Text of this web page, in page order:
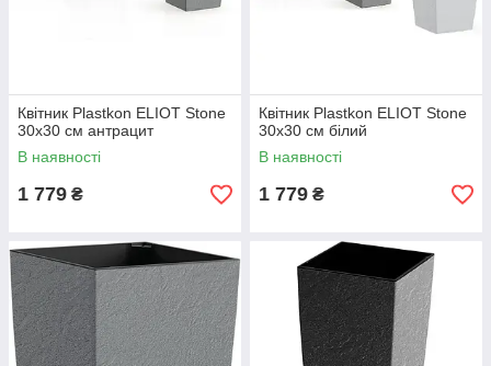
Квітник Plastkon ELIOT Stone
30x30 см антрацит
В наявності
1 779 ₴
Квітник Plastkon ELIOT Stone
30x30 см білий
В наявності
1 779 ₴